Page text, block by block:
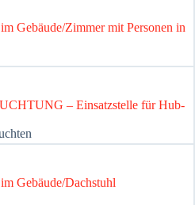
Gebäude/Zimmer mit Per­so­nen in
– Ein­satz­stel­le für Hub­
Gebäude/Dachstuhl